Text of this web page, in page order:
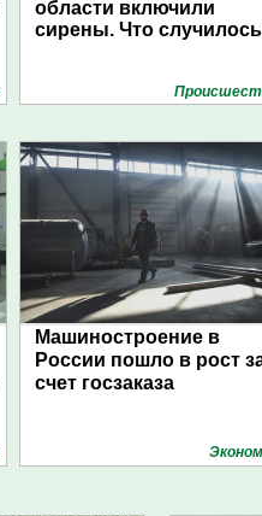
области включили
сирены. Что
Машиностроение в
России пошло в рост
счет госзаказа